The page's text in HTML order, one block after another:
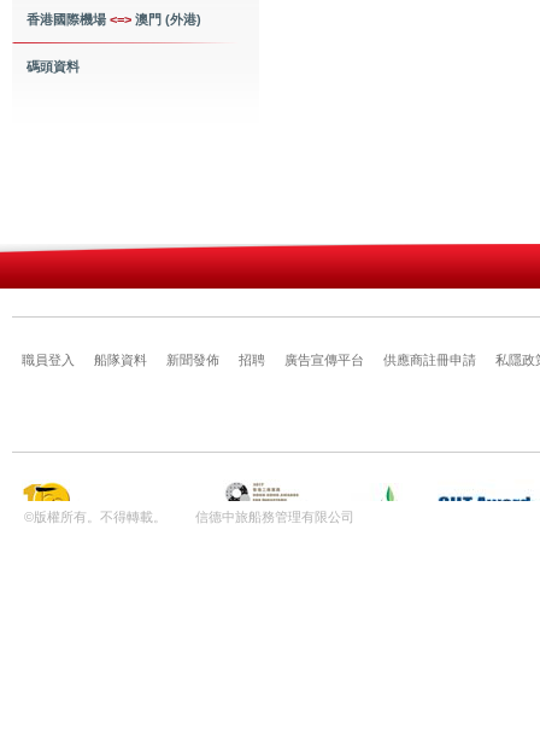
香港國際機場 <=> 澳門 (外港)
碼頭資料
職員登入 船隊資料 新聞發佈 招聘 廣告宣傳平台 供應商註冊申請 私隱政
©版權所有。不得轉載。 信德中旅船務管理有限公司